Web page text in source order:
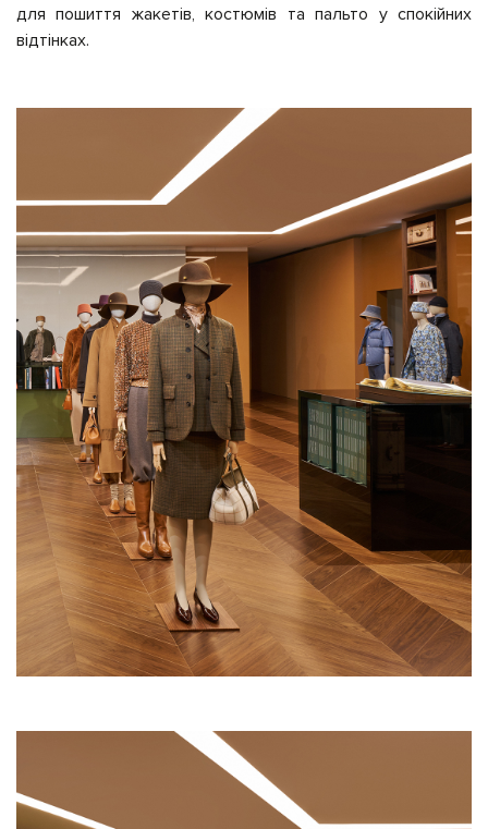
для пошиття жакетів, костюмів та пальто у спокійних
відтінках.